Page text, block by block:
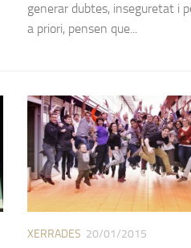
generar dubtes, inseguretat i
a priori, pensen que...
XERRADES 20/01/2015